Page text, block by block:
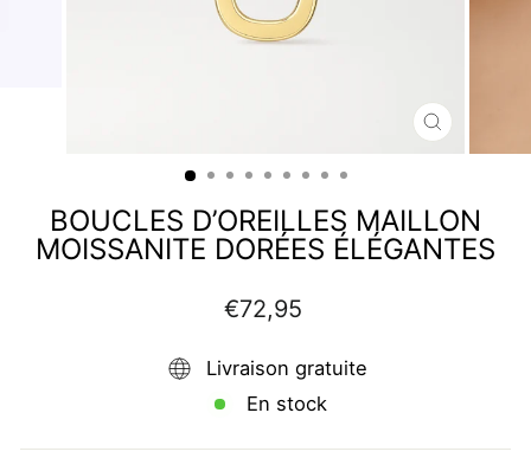
FERMER
(ESC)
BOUCLES D’OREILLES MAILLON
MOISSANITE DORÉES ÉLÉGANTES
Prix
régulier
€72,95
Livraison gratuite
En stock